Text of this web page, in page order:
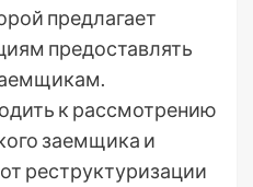
предлагает
предоставлять
к рассмотрению
заемщика и
реструктуризации